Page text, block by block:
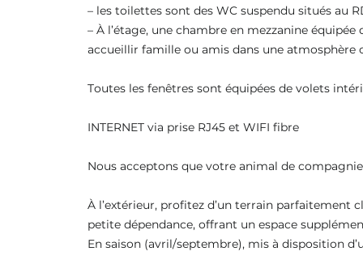
– les toilettes sont des WC suspendu situés au
– À l’étage, une chambre en mezzanine
accueillir famille ou amis dans une atmosphère
Toutes les fenêtres sont équipées de volets
INTERNET via prise RJ45 et WIFI fibre
Nous acceptons que votre animal de
À l’extérieur, profitez d’un terrain parfaitement
petite dépendance, offrant un espace
En saison (avril/septembre), mis à disposition